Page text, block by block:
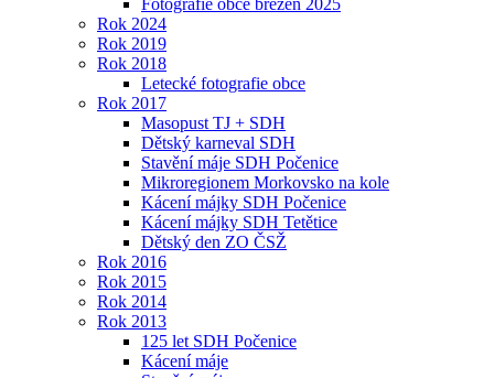
Fotografie obce březen 2025
Rok 2024
Rok 2019
Rok 2018
Letecké fotografie obce
Rok 2017
Masopust TJ + SDH
Dětský karneval SDH
Stavění máje SDH Počenice
Mikroregionem Morkovsko na kole
Kácení májky SDH Počenice
Kácení májky SDH Tetětice
Dětský den ZO ČSŽ
Rok 2016
Rok 2015
Rok 2014
Rok 2013
125 let SDH Počenice
Kácení máje